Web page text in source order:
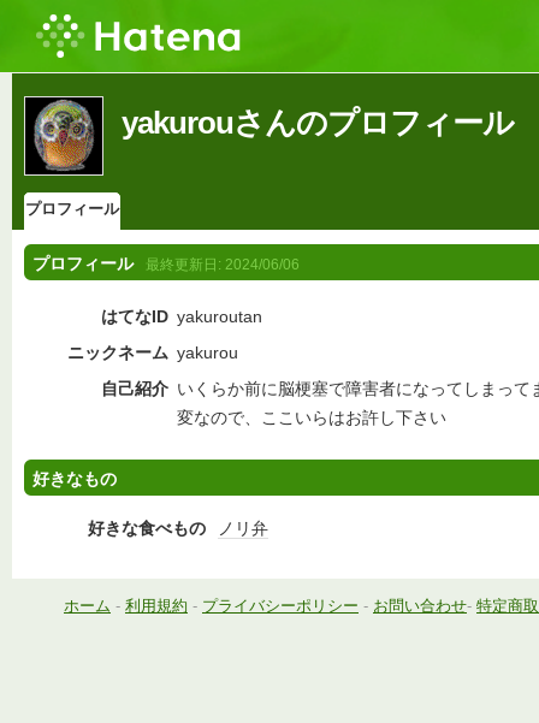
yakurouさんのプロフィール
プロフィール
プロフィール 最終更新日: 2024/06/06
はてなID yakuroutan
ニックネーム yakurou
自己紹介 いくらか前に脳梗塞で障害者になってしまっ
変なので、ここいらはお許し下さい
好きなもの
好きな食べもの ノリ弁
ホーム - 利用規約 - プライバシーポリシー - お問い合わせ- 特定商